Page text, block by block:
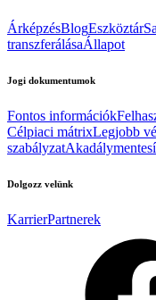
ÁrképzésBlogEszköztár
transzferálásaÁllapot
Jogi dokumentumok
Fontos információk
Célpiaci mátrixLegjobb
szabályzat
Dolgozz velünk
KarrierPartnerek